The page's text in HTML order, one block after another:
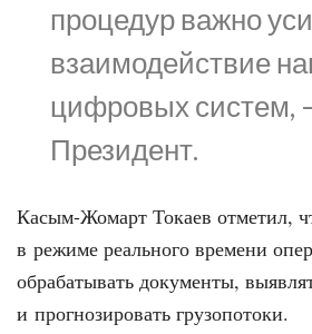
процедур важно
взаимодействие
цифровых систем,
Президент.
Касым-Жомарт Токаев отметил,
в режиме реального времени
обрабатывать документы,
и прогнозировать грузопотоки.